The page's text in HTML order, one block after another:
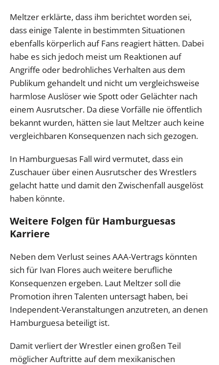
Meltzer erklärte, dass ihm berichtet worden sei,
dass einige Talente in bestimmten Situationen
ebenfalls körperlich auf Fans reagiert hätten. Dabei
habe es sich jedoch meist um Reaktionen auf
Angriffe oder bedrohliches Verhalten aus dem
Publikum gehandelt und nicht um vergleichsweise
harmlose Auslöser wie Spott oder Gelächter nach
einem Ausrutscher. Da diese Vorfälle nie öffentlich
bekannt wurden, hätten sie laut Meltzer auch keine
vergleichbaren Konsequenzen nach sich gezogen.
In Hamburguesas Fall wird vermutet, dass ein
Zuschauer über einen Ausrutscher des Wrestlers
gelacht hatte und damit den Zwischenfall ausgelöst
haben könnte.
Weitere Folgen für Hamburguesas
Karriere
Neben dem Verlust seines AAA-Vertrags könnten
sich für Ivan Flores auch weitere berufliche
Konsequenzen ergeben. Laut Meltzer soll die
Promotion ihren Talenten untersagt haben, bei
Independent-Veranstaltungen anzutreten, an denen
Hamburguesa beteiligt ist.
Damit verliert der Wrestler einen großen Teil
möglicher Auftritte auf dem mexikanischen